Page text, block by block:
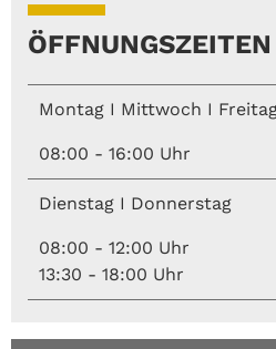
Montag I Mittwoch I
08:00 - 16:00 Uhr
Dienstag I Donnerstag
08:00 - 12:00 Uhr
13:30 - 18:00 Uhr